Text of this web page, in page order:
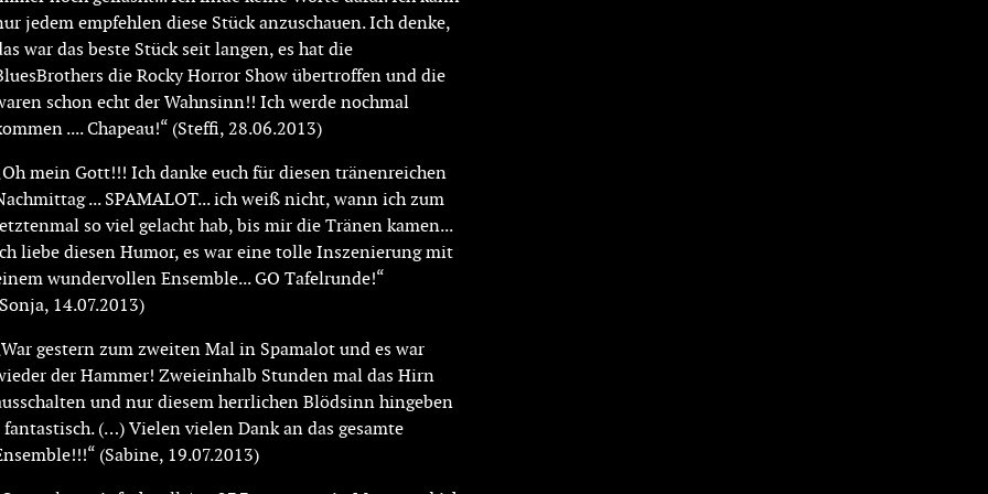
jedem empfehlen diese Stück anzuschauen. Ich denke,
war das beste Stück seit langen, es hat die
die Rocky Horror Show übertroffen und die
schon echt der Wahnsinn!! Ich werde nochmal
.... Chapeau!“ (Steffi, 28.06.2013)
mein Gott!!! Ich danke euch für diesen tränenreichen
... SPAMALOT... ich weiß nicht, wann ich zum
so viel gelacht hab, bis mir die Tränen kamen...
liebe diesen Humor, es war eine tolle Inszenierung mit
wundervollen Ensemble... GO Tafelrunde!“
14.07.2013)
gestern zum zweiten Mal in Spamalot und es war
der Hammer! Zweieinhalb Stunden mal das Hirn
und nur diesem herrlichen Blödsinn hingeben
fantastisch. (…) Vielen vielen Dank an das gesamte
(Sabine, 19.07.2013)